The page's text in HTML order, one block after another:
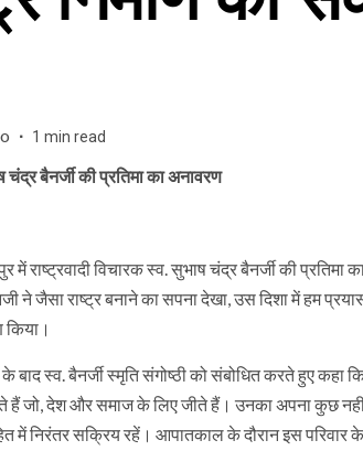
1 min read
बैनर्जी की प्रतिमा का अनावरण
में राष्ट्रवादी विचारक स्व. सुभाष चंद्र बैनर्जी की
ने जैसा राष्ट्र बनाने का सपना देखा, उस दिशा में हम
किया।
बाद स्व. बैनर्जी स्मृति संगोष्ठी को संबोधित करते हुए कहा
जो, देश और समाज के लिए जीते हैं। उनका अपना कुछ नहीं
में निरंतर सक्रिय रहें। आपातकाल के दौरान इस परिवार